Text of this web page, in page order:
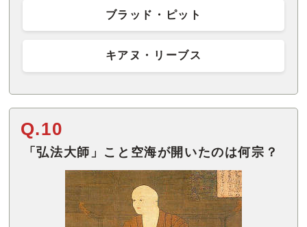
ブラッド・ピット
キアヌ・リーブス
Q.10
「弘法大師」こと空海が開いたのは何宗？